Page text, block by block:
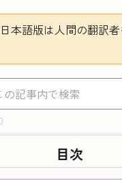
本語版は人間の翻訳
目次